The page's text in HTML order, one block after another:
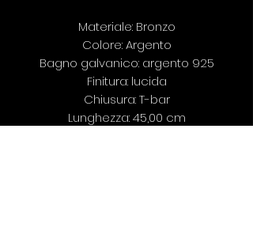
Materiale: Bronzo
Colore: Argento
Bagno galvanico: argento 925
Finitura: lucida
Chiusura: T-bar
Lunghezza: 45,00 cm